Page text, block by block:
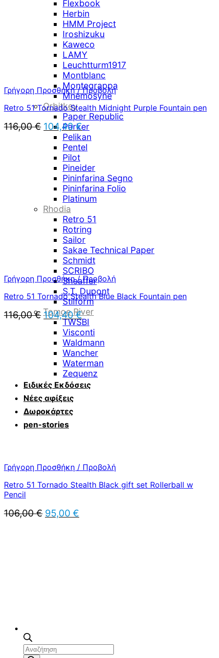
Flexbook
Herbin
HMM Project
Iroshizuku
Kaweco
LAMY
Leuchtturm1917
Montblanc
Montegrappa
Mnemosyne
Orbitkey
Paper Republic
Parker
Pelikan
Pentel
Pilot
Pineider
Pininfarina Segno
Pininfarina Folio
Platinum
Rhodia
Retro 51
Rotring
Sailor
Sakae Technical Paper
Schmidt
SCRIBO
Sheaffer
S.T. Dupont
Stilform
Tomoe River
TWSBI
Visconti
Waldmann
Wancher
Waterman
Zequenz
Ειδικές Εκδόσεις
Νέες αφίξεις
Δωροκάρτες
pen-stories
Αναζήτηση
Γρήγορη Προσθήκη / Προβολή
Retro 51 Tornado Stealth Midnight Purple Fountain pen
116,00€ Original
price
was:
116,00 €.
104,40€Η
τρέχουσα
τιμή
είναι:
104,40 €.
Γρήγορη Προσθήκη / Προβολή
Retro 51 Tornado Stealth Blue Black Fountain pen
116,00€ Original
price
was:
116,00 €.
104,40€Η
τρέχουσα
τιμή
είναι:
104,40 €.
Γρήγορη Προσθήκη / Προβολή
Retro 51 Tornado Stealth Black gift set Rollerball w
Pencil
106,00€ Original
price
95,00 €